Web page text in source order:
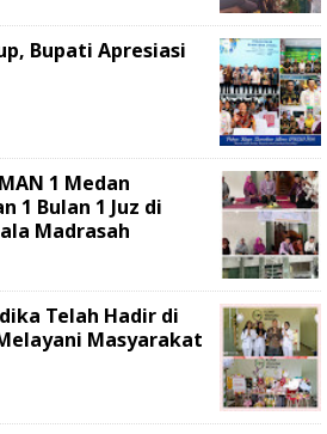
Bupati Apresiasi
1 Medan
1 Bulan 1 Juz di
Madrasah
Telah Hadir di
Masyarakat